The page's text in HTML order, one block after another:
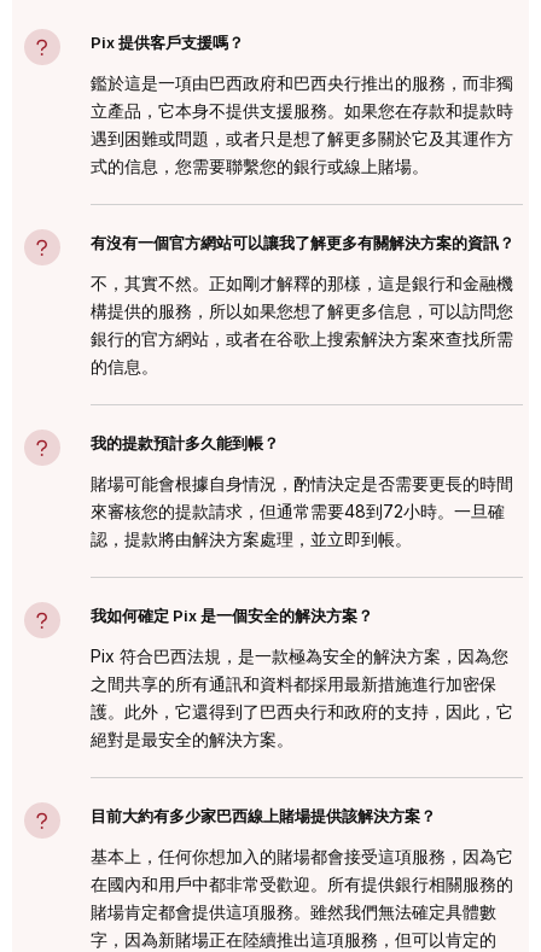
Pix 提供客戶支援嗎？
鑑於這是一項由巴西政府和巴西央行推出的服務，而非獨
立產品，它本身不提供支援服務。如果您在存款和提款時
遇到困難或問題，或者只是想了解更多關於它及其運作方
式的信息，您需要聯繫您的銀行或線上賭場。
有沒有一個官方網站可以讓我了解更多有關解決方案的資訊？
不，其實不然。正如剛才解釋的那樣，這是銀行和金融機
構提供的服務，所以如果您想了解更多信息，可以訪問您
銀行的官方網站，或者在谷歌上搜索解決方案來查找所需
的信息。
我的提款預計多久能到帳？
賭場可能會根據自身情況，酌情決定是否需要更長的時間
來審核您的提款請求，但通常需要48到72小時。一旦確
認，提款將由解決方案處理，並立即到帳。
我如何確定 Pix 是一個安全的解決方案？
Pix 符合巴西法規，是一款極為安全的解決方案，因為您
之間共享的所有通訊和資料都採用最新措施進行加密保
護。此外，它還得到了巴西央行和政府的支持，因此，它
絕對是最安全的解決方案。
目前大約有多少家巴西線上賭場提供該解決方案？
基本上，任何你想加入的賭場都會接受這項服務，因為它
在國內和用戶中都非常受歡迎。所有提供銀行相關服務的
賭場肯定都會提供這項服務。雖然我們無法確定具體數
字，因為新賭場正在陸續推出這項服務，但可以肯定的